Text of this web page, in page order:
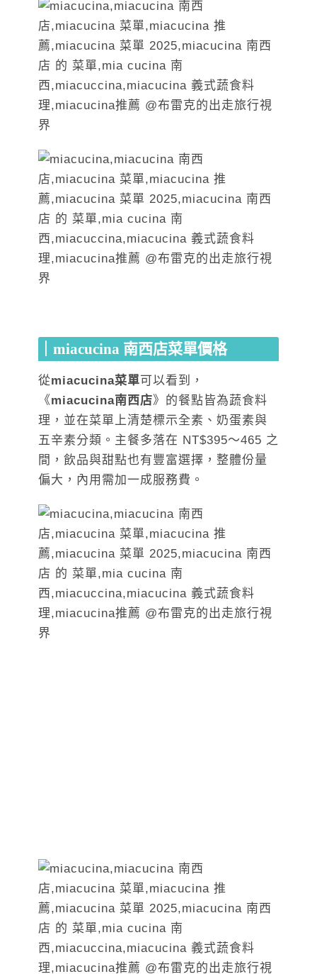
｜miacucina 南西店菜單價格
從miacucina菜單可以看到，
《miacucina南西店》的餐點皆為蔬食料
理，並在菜單上清楚標示全素、奶蛋素與
五辛素分類。主餐多落在 NT$395～465 之
間，飲品與甜點也有豐富選擇，整體份量
偏大，內用需加一成服務費。